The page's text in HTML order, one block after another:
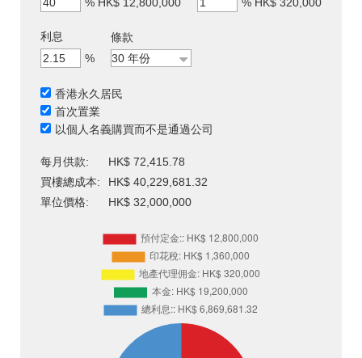
利息
%
條款
香港永久居民
首次置業
以個人名義購買而不是通過公司
每月供款:
HK$ 72,415.78
買樓總成本:
HK$ 40,229,681.32
單位價格:
HK$ 32,000,000